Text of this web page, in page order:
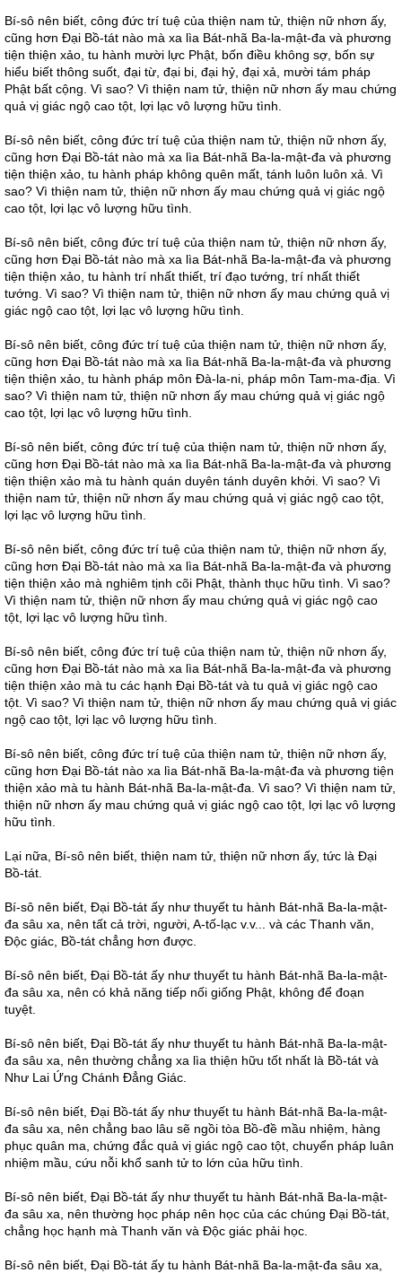
Bí-sô nên biết, công đức trí tuệ của thiện nam tử, thiện nữ nhơn ấy,
cũng hơn Đại Bồ-tát nào mà xa lìa Bát-nhã Ba-la-mật-đa và phương
tiện thiện xảo, tu hành mười lực Phật, bốn điều không sợ, bốn sự
hiểu biết thông suốt, đại từ, đại bi, đại hỷ, đại xả, mười tám pháp
Phật bất cộng. Vì sao? Vì thiện nam tử, thiện nữ nhơn ấy mau chứng
quả vị giác ngộ cao tột, lợi lạc vô lượng hữu tình.
Bí-sô nên biết, công đức trí tuệ của thiện nam tử, thiện nữ nhơn ấy,
cũng hơn Đại Bồ-tát nào mà xa lìa Bát-nhã Ba-la-mật-đa và phương
tiện thiện xảo, tu hành pháp không quên mất, tánh luôn luôn xả. Vì
sao? Vì thiện nam tử, thiện nữ nhơn ấy mau chứng quả vị giác ngộ
cao tột, lợi lạc vô lượng hữu tình.
Bí-sô nên biết, công đức trí tuệ của thiện nam tử, thiện nữ nhơn ấy,
cũng hơn Đại Bồ-tát nào mà xa lìa Bát-nhã Ba-la-mật-đa và phương
tiện thiện xảo, tu hành trí nhất thiết, trí đạo tướng, trí nhất thiết
tướng. Vì sao? Vì thiện nam tử, thiện nữ nhơn ấy mau chứng quả vị
giác ngộ cao tột, lợi lạc vô lượng hữu tình.
Bí-sô nên biết, công đức trí tuệ của thiện nam tử, thiện nữ nhơn ấy,
cũng hơn Đại Bồ-tát nào mà xa lìa Bát-nhã Ba-la-mật-đa và phương
tiện thiện xảo, tu hành pháp môn Đà-la-ni, pháp môn Tam-ma-địa. Vì
sao? Vì thiện nam tử, thiện nữ nhơn ấy mau chứng quả vị giác ngộ
cao tột, lợi lạc vô lượng hữu tình.
Bí-sô nên biết, công đức trí tuệ của thiện nam tử, thiện nữ nhơn ấy,
cũng hơn Đại Bồ-tát nào mà xa lìa Bát-nhã Ba-la-mật-đa và phương
tiện thiện xảo mà tu hành quán duyên tánh duyên khởi. Vì sao? Vì
thiện nam tử, thiện nữ nhơn ấy mau chứng quả vị giác ngộ cao tột,
lợi lạc vô lượng hữu tình.
Bí-sô nên biết, công đức trí tuệ của thiện nam tử, thiện nữ nhơn ấy,
cũng hơn Đại Bồ-tát nào mà xa lìa Bát-nhã Ba-la-mật-đa và phương
tiện thiện xảo mà nghiêm tịnh cõi Phật, thành thục hữu tình. Vì sao?
Vì thiện nam tử, thiện nữ nhơn ấy mau chứng quả vị giác ngộ cao
tột, lợi lạc vô lượng hữu tình.
Bí-sô nên biết, công đức trí tuệ của thiện nam tử, thiện nữ nhơn ấy,
cũng hơn Đại Bồ-tát nào mà xa lìa Bát-nhã Ba-la-mật-đa và phương
tiện thiện xảo mà tu các hạnh Đại Bồ-tát và tu quả vị giác ngộ cao
tột. Vì sao? Vì thiện nam tử, thiện nữ nhơn ấy mau chứng quả vị giác
ngộ cao tột, lợi lạc vô lượng hữu tình.
Bí-sô nên biết, công đức trí tuệ của thiện nam tử, thiện nữ nhơn ấy,
cũng hơn Đại Bồ-tát nào xa lìa Bát-nhã Ba-la-mật-đa và phương tiện
thiện xảo mà tu hành Bát-nhã Ba-la-mật-đa. Vì sao? Vì thiện nam tử,
thiện nữ nhơn ấy mau chứng quả vị giác ngộ cao tột, lợi lạc vô lượng
hữu tình.
Lại nữa, Bí-sô nên biết, thiện nam tử, thiện nữ nhơn ấy, tức là Đại
Bồ-tát.
Bí-sô nên biết, Đại Bồ-tát ấy như thuyết tu hành Bát-nhã Ba-la-mật-
đa sâu xa, nên tất cả trời, người, A-tố-lạc v.v... và các Thanh văn,
Độc giác, Bồ-tát chẳng hơn được.
Bí-sô nên biết, Đại Bồ-tát ấy như thuyết tu hành Bát-nhã Ba-la-mật-
đa sâu xa, nên có khả năng tiếp nối giống Phật, không để đoạn
tuyệt.
Bí-sô nên biết, Đại Bồ-tát ấy như thuyết tu hành Bát-nhã Ba-la-mật-
đa sâu xa, nên thường chẳng xa lìa thiện hữu tốt nhất là Bồ-tát và
Như Lai Ứng Chánh Đẳng Giác.
Bí-sô nên biết, Đại Bồ-tát ấy như thuyết tu hành Bát-nhã Ba-la-mật-
đa sâu xa, nên chẳng bao lâu sẽ ngồi tòa Bồ-đề mầu nhiệm, hàng
phục quân ma, chứng đắc quả vị giác ngộ cao tột, chuyển pháp luân
nhiệm mầu, cứu nỗi khổ sanh tử to lớn của hữu tình.
Bí-sô nên biết, Đại Bồ-tát ấy như thuyết tu hành Bát-nhã Ba-la-mật-
đa sâu xa, nên thường học pháp nên học của các chúng Đại Bồ-tát,
chẳng học hạnh mà Thanh văn và Độc giác phải học.
Bí-sô nên biết, Đại Bồ-tát ấy tu hành Bát-nhã Ba-la-mật-đa sâu xa,